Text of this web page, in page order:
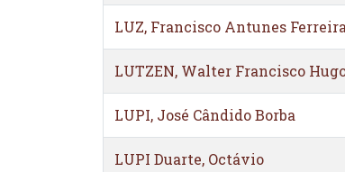
LUZ, Francisco Antunes
LUTZEN, Walter Francisco
LUPI, José Cândido Borba
LUPI Duarte, Octávio